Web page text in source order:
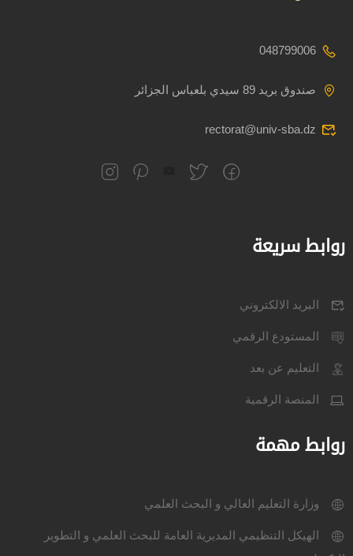
048799006
صندوق بريد 89 سيدي بلعباس الجزائر
rectorat@univ-sba.dz
روابط سريعة
البريد الالكتروني
المستودع الرقمي
التعليم عن بعد
المنصة الرقمية
روابط مهمة
وزارة التعليم العالي و البحث العلمي
الهيكل التنظيمي المديرية العامة للبحث العلمي و التطوير